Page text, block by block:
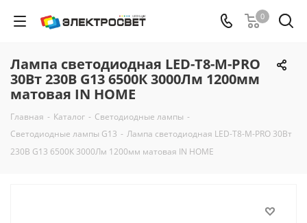
0
Лампа светодиодная LED-T8-М-PRO
30Вт 230В G13 6500К 3000Лм 1200мм
матовая IN HOME
Главная - Каталог - Светодиодные лампы -
Светодиодные лампы G13 - Лампа светодиодная LED-T8-М-PRO 30Вт
230В G13 6500К 3000Лм 1200мм матовая IN HOME